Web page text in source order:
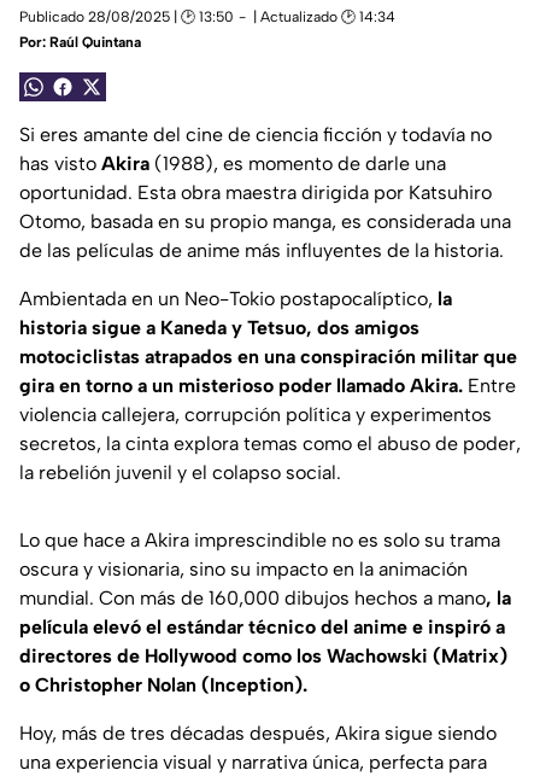
Publicado 28/08/2025 | 🕑 13:50
| Actualizado 🕑 14:34
Por: Raúl Quintana
Si eres amante del cine de ciencia ficción y todavía no
has visto Akira (1988), es momento de darle una
oportunidad. Esta obra maestra dirigida por Katsuhiro
Otomo, basada en su propio manga, es considerada una
de las películas de anime más influyentes de la historia.
Ambientada en un Neo-Tokio postapocalíptico, la
historia sigue a Kaneda y Tetsuo, dos amigos
motociclistas atrapados en una conspiración militar que
gira en torno a un misterioso poder llamado Akira. Entre
violencia callejera, corrupción política y experimentos
secretos, la cinta explora temas como el abuso de poder,
la rebelión juvenil y el colapso social.
Lo que hace a Akira imprescindible no es solo su trama
oscura y visionaria, sino su impacto en la animación
mundial. Con más de 160,000 dibujos hechos a mano, la
película elevó el estándar técnico del anime e inspiró a
directores de Hollywood como los Wachowski (Matrix)
o Christopher Nolan (Inception).
Hoy, más de tres décadas después, Akira sigue siendo
una experiencia visual y narrativa única, perfecta para